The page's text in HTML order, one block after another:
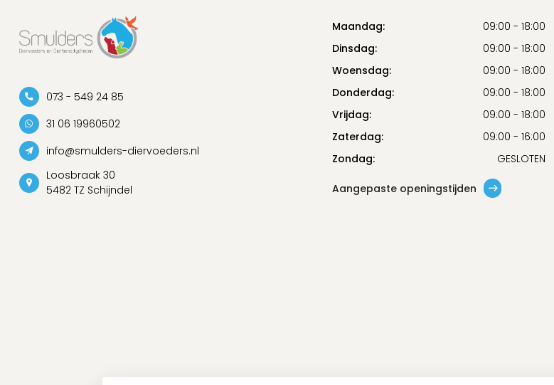
073 - 549 24 85
31 06 19960502
info@smulders-diervoeders.nl
Loosbraak 30
5482 TZ Schijndel
Maandag:
09:00 - 18:00
Dinsdag:
09:00 - 18:00
Woensdag:
09:00 - 18:00
Donderdag:
09:00 - 18:00
Vrijdag:
09:00 - 18:00
Zaterdag:
09:00 - 16:00
Zondag:
GESLOTEN
Aangepaste openingstijden